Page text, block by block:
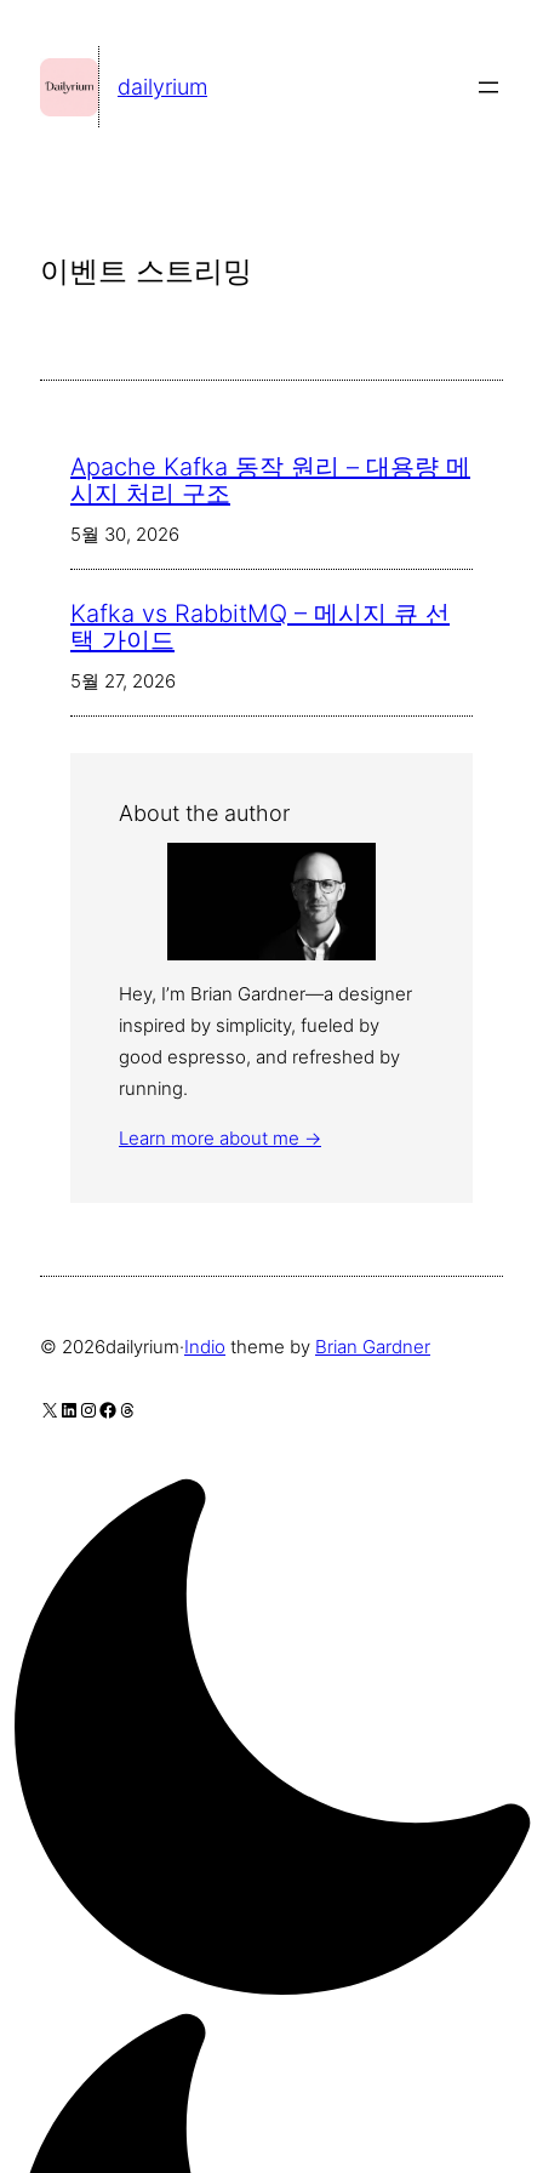
dailyrium
이벤트 스트리밍
Apache Kafka 동작 원리 – 대용량 메
시지 처리 구조
5월 30, 2026
Kafka vs RabbitMQ – 메시지 큐 선
택 가이드
5월 27, 2026
About the author
Hey, I’m Brian Gardner—a designer
inspired by simplicity, fueled by
good espresso, and refreshed by
running.
Learn more about me →
© 2026dailyrium·Indio theme by Brian Gardner
X LinkedIn
Instagram
Facebook
Threads